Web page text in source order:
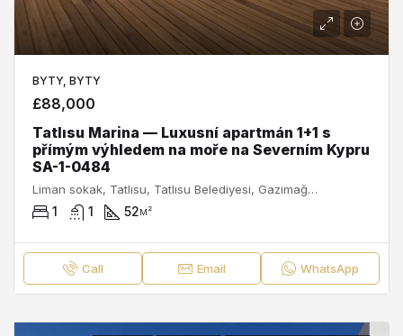
BYTY, BYTY
£88,000
Tatlısu Marina — Luxusní apartmán 1+1 s
přímým výhledem na moře na Severním Kypru
SA-1-0484
Liman sokak, Tatlısu, Tatlısu Belediyesi, Gazimağusa ilçesi, Kuzey Kıbrıs, 99640, Κύπρος - Kıbrıs
1 1 52м²
Call Email WhatsApp